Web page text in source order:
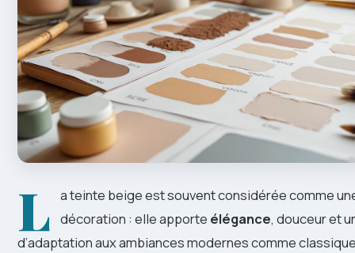
L a teinte beige est souvent considérée comme
décoration : elle apporte élégance, douceur et
d’adaptation aux ambiances modernes comme